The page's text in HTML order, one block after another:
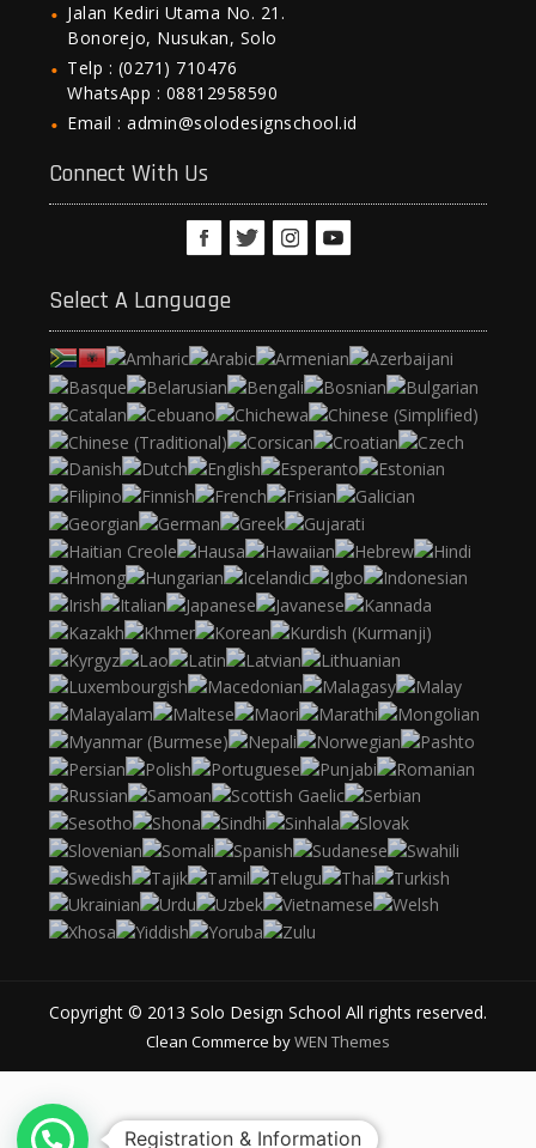
Jalan Kediri Utama No. 21.
Bonorejo, Nusukan, Solo
Telp : (0271) 710476
WhatsApp : 08812958590
Email : admin@solodesignschool.id
Connect With Us
Select A Language
Copyright © 2013 Solo Design School All rights reserved.
Clean Commerce byWEN Themes
Registration & Information